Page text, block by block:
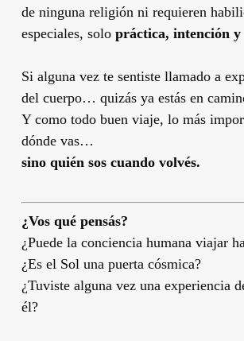
de ninguna religión ni requieren
especiales, solo práctica, intención
Si alguna vez te sentiste llamado a
del cuerpo… quizás ya estás en
Y como todo buen viaje, lo más
dónde vas…
sino quién sos cuando volvés.
¿Vos qué pensás?
¿Puede la conciencia humana viajar
¿Es el Sol una puerta cósmica?
¿Tuviste alguna vez una experiencia
él?